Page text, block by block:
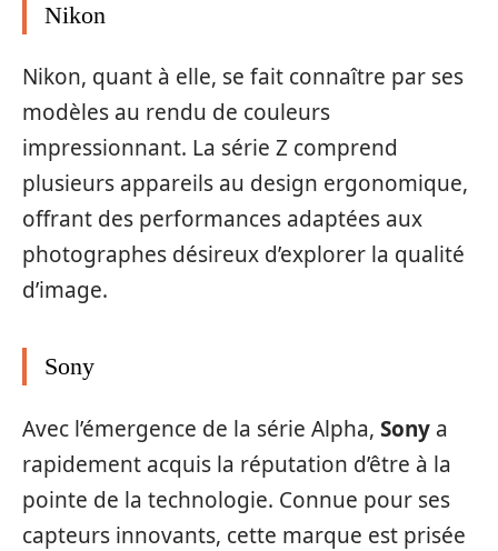
Nikon
Nikon, quant à elle, se fait connaître par ses
modèles au rendu de couleurs
impressionnant. La série Z comprend
plusieurs appareils au design ergonomique,
offrant des performances adaptées aux
photographes désireux d’explorer la qualité
d’image.
Sony
Avec l’émergence de la série Alpha, Sony a
rapidement acquis la réputation d’être à la
pointe de la technologie. Connue pour ses
capteurs innovants, cette marque est prisée